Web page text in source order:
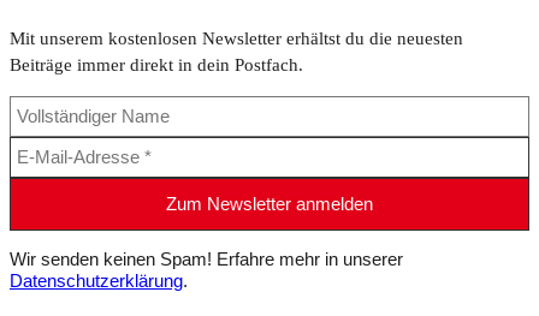
Mit unserem kostenlosen Newsletter erhältst du die neuesten
Beiträge immer direkt in dein Postfach.
Wir senden keinen Spam! Erfahre mehr in unserer
Datenschutzerklärung.